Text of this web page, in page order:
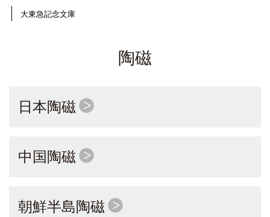
大東急記念文庫
陶磁
日本陶磁
中国陶磁
朝鮮半島陶磁